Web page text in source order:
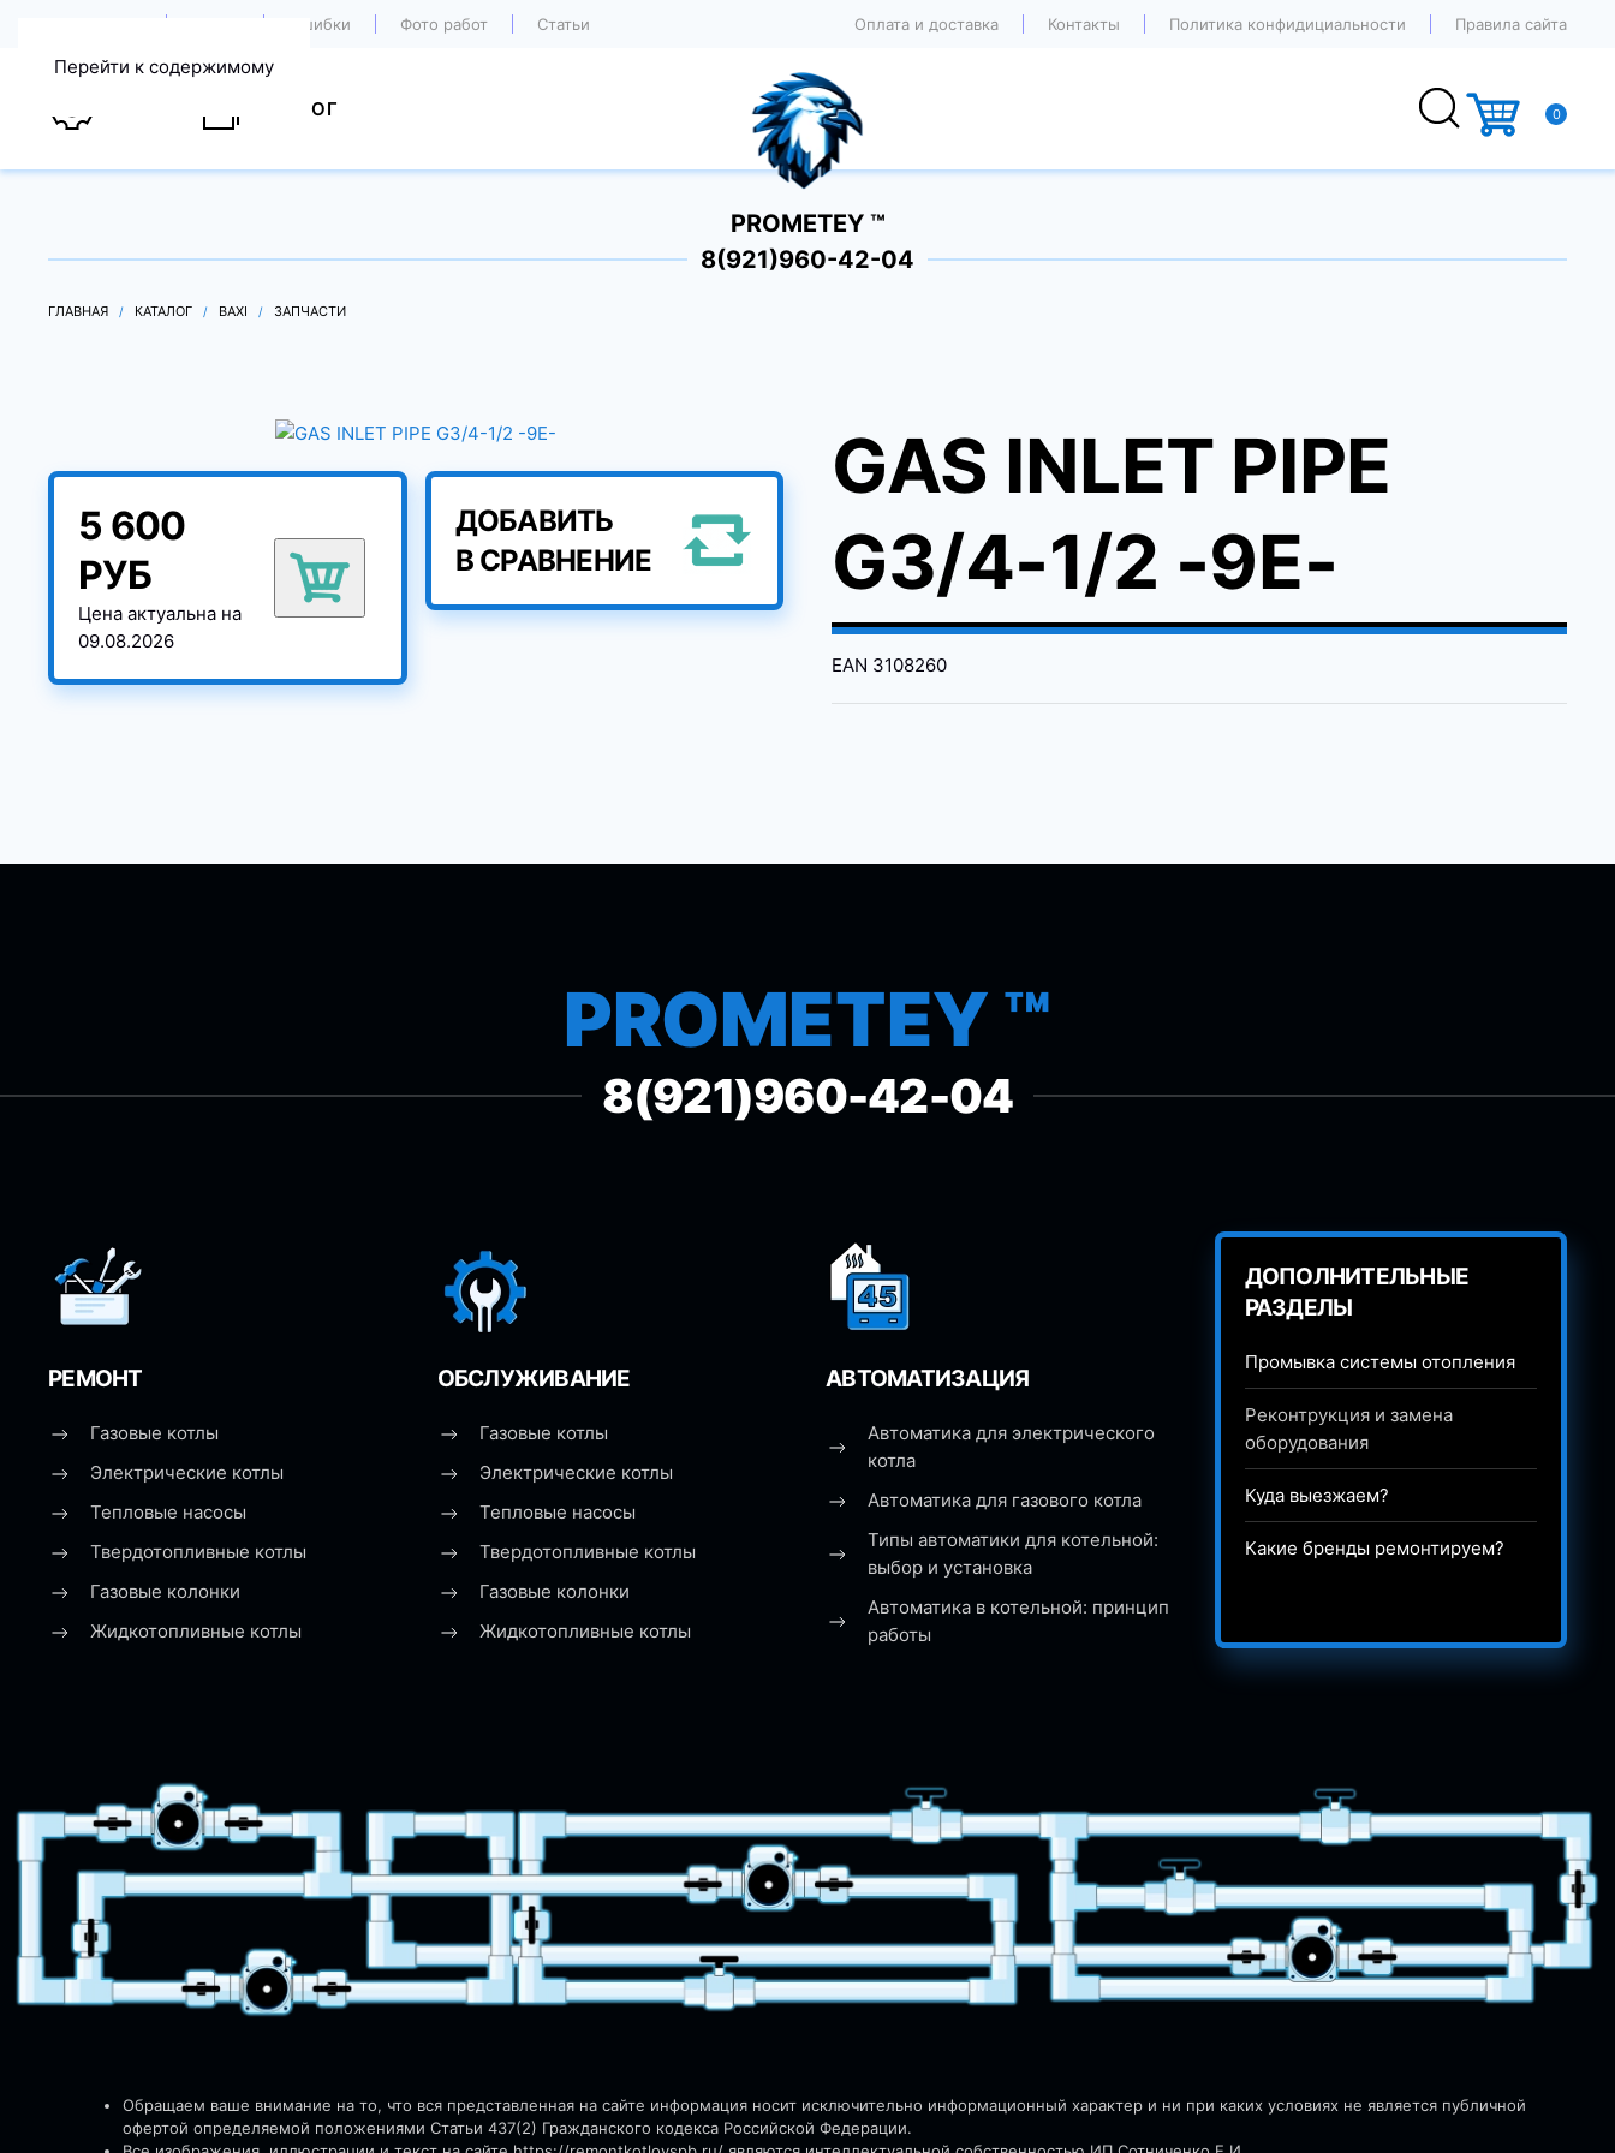
Перейти к содержимому
Ошибки Фото работ Статьи Оплата и доставка Контакты Политика конфидициальности Правила сайта
КАТАЛОГ 0
PROMETEY ™
8(921)960-42-04
ГЛАВНАЯ КАТАЛОГ BAXI ЗАПЧАСТИ
5 600
РУБ
Цена актуальна на
09.08.2026
ДОБАВИТЬ
В СРАВНЕНИЕ
GAS INLET PIPE
G3/4-1/2 -9E-
EAN 3108260
PROMETEY ™
8(921)960-42-04
РЕМОНТ
Газовые котлы
Электрические котлы
Тепловые насосы
Твердотопливные котлы
Газовые колонки
Жидкотопливные котлы
ОБСЛУЖИВАНИЕ
Газовые котлы
Электрические котлы
Тепловые насосы
Твердотопливные котлы
Газовые колонки
Жидкотопливные котлы
АВТОМАТИЗАЦИЯ
Автоматика для электрического
котла
Автоматика для газового котла
Типы автоматики для котельной:
выбор и установка
Автоматика в котельной: принцип
работы
ДОПОЛНИТЕЛЬНЫЕ
РАЗДЕЛЫ
Промывка системы отопления
Реконтрукция и замена
оборудования
Куда выезжаем?
Какие бренды ремонтируем?
Обращаем ваше внимание на то, что вся представленная на сайте информация носит исключительно информационный характер и ни при каких условиях не является публичной
офертой определяемой положениями Статьи 437(2) Гражданского кодекса Российской Федерации.